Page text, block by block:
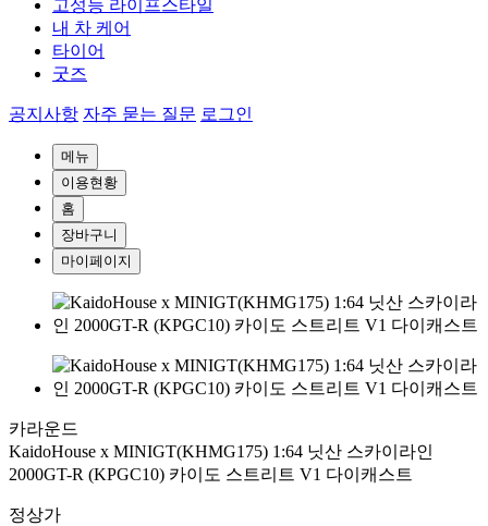
고성능 라이프스타일
내 차 케어
타이어
굿즈
공지사항 자주 묻는 질문 로그인
메뉴
이용현황
홈
장바구니
마이페이지
카라운드
KaidoHouse x MINIGT(KHMG175) 1:64 닛산 스카이라인
2000GT-R (KPGC10) 카이도 스트리트 V1 다이캐스트
정상가